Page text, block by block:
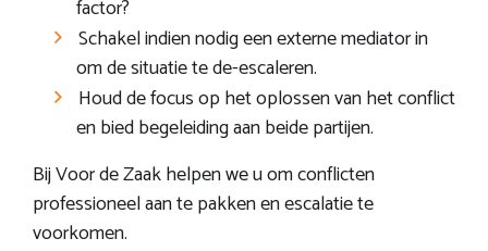
factor?
Schakel indien nodig een externe mediator in
om de situatie te de-escaleren.
Houd de focus op het oplossen van het conflict
en bied begeleiding aan beide partijen.
Bij Voor de Zaak helpen we u om conflicten
professioneel aan te pakken en escalatie te
voorkomen.